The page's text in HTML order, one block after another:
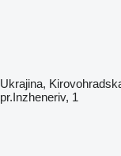
Ukrajina,
pr.Inzheneriv, 1